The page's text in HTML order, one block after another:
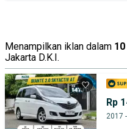
Menampilkan iklan dalam
Jakarta D.K.I.
Rp
2017